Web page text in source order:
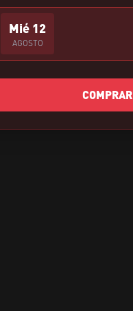
Mié 12
AGOSTO
COMPRAR